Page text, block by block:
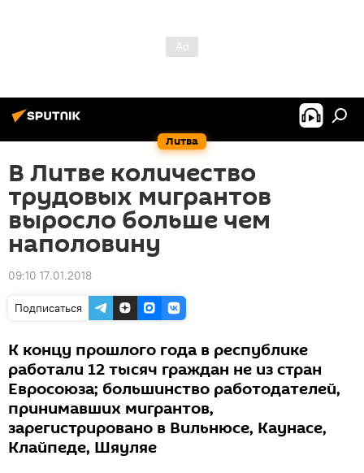
Литва
В Литве количество
трудовых мигрантов
выросло больше чем
наполовину
09:10 17.01.2018
Подписаться
К концу прошлого года в республике
работали 12 тысяч граждан не из стран
Евросоюза; большинство работодателей,
принимавших мигрантов,
зарегистрировано в Вильнюсе, Каунасе,
Клайпеде, Шяуляе